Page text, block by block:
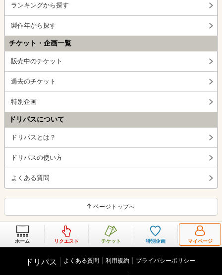
ランキングから探す
製作年から探す
チケット・企画一覧
販売中のチケット
過去のチケット
特別企画
ドリパスについて
ドリパスとは？
ドリパスの使い方
よくある質問
ページトップへ
ホーム リクエスト チケット 特別企画 マイページ
ドリパス よくある質問 利用規約 プライバシーポリシー